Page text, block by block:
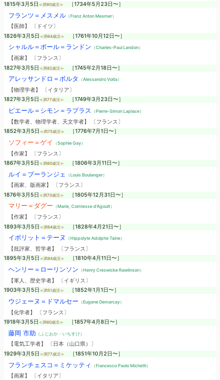
1815年3月5日 ≪満80歳没≫ ［1734年5月23日〜］
フランツ＝メスメル（Franz Anton Mesmer）
【医師】 〔ドイツ〕
1826年3月5日 ≪満64歳没≫ ［1761年10月12日〜］
シャルル＝ポール＝ランドン （Charles-Paul Landon）
【画家】 〔フランス〕
1827年3月5日 ≪満82歳没≫ ［1745年2月18日〜］
アレッサンドロ＝ボルタ （Alessandro Volta）
【物理学者】 〔イタリア〕
1827年3月5日 ≪満77歳没≫ ［1749年3月23日〜］
ピエール＝シモン＝ラプラス （Pierre-Simon Laplace）
【数学者、物理学者、天文学者】 〔フランス〕
1852年3月5日 ≪満75歳没≫ ［1776年7月1日〜］
ソフィー＝ゲイ （Sophie Gay）
【作家】 〔フランス〕
1867年3月5日 ≪満60歳没≫ ［1806年3月11日〜］
ルイ＝ブーランジェ （Louis Boulanger）
【画家、版画家】 〔フランス〕
1876年3月5日 ≪満70歳没≫ ［1805年12月31日〜］
マリー＝ダグー （Marie, Comtesse d'Agoult）
【作家】 〔フランス〕
1893年3月5日 ≪満64歳没≫ ［1828年4月21日〜］
イポリット＝テーヌ （Hippolyte Adolphe Taine）
【批評家、哲学者】 〔フランス〕
1895年3月5日 ≪満84歳没≫ ［1810年4月11日〜］
ヘンリー＝ローリンソン （Henry Creswicke Rawlinson）
【軍人、歴史学者】 〔イギリス〕
1903年3月5日 ≪満51歳没≫ ［1852年1月1日〜］
ウジェーヌ＝ドマルセー （Eugene Demarcay）
【化学者】 〔フランス〕
1918年3月5日 ≪満60歳没≫ ［1857年4月8日〜］
藤岡 市助 （ふじおか・いちすけ）
【電気工学者】 〔日本（山口県）〕
1929年3月5日 ≪満77歳没≫ ［1851年10月2日〜］
フランチェスコ＝ミケッティ （Francesco Paolo Michetti）
【画家】 〔イタリア〕